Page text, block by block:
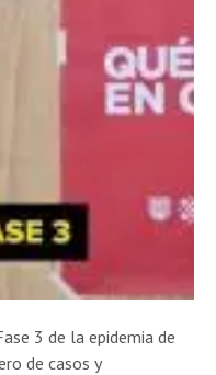
3 de la epidemia de
de casos y